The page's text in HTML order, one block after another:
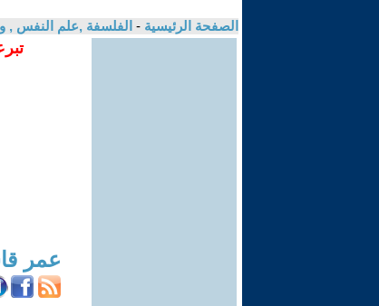
الصفحة الرئيسية - الفلسفة ,علم النفس ,
عمر